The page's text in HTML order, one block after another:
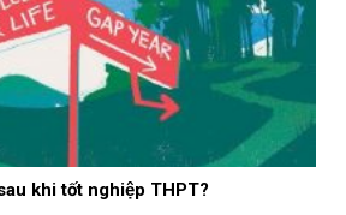
khi tốt nghiệp THPT?